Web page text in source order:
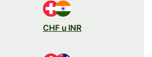
CHF u INR